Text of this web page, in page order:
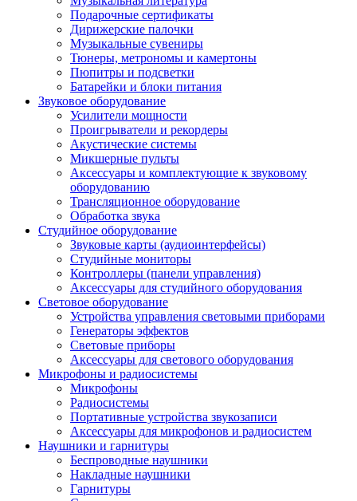
Подарочные сертификаты
Дирижерские палочки
Музыкальные сувениры
Тюнеры, метрономы и камертоны
Пюпитры и подсветки
Батарейки и блоки питания
Звуковое оборудование
Усилители мощности
Проигрыватели и рекордеры
Акустические системы
Микшерные пульты
Аксессуары и комплектующие к звуковому
оборудованию
Трансляционное оборудование
Обработка звука
Студийное оборудование
Звуковые карты (аудиоинтерфейсы)
Студийные мониторы
Контроллеры (панели управления)
Аксессуары для студийного оборудования
Световое оборудование
Устройства управления световыми приборами
Генераторы эффектов
Световые приборы
Аксессуары для светового оборудования
Микрофоны и радиосистемы
Микрофоны
Радиосистемы
Портативные устройства звукозаписи
Аксессуары для микрофонов и радиосистем
Наушники и гарнитуры
Беспроводные наушники
Накладные наушники
Гарнитуры